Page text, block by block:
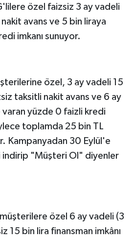
özel faizsiz 3 ay vadeli
avans ve 5 bin liraya
imkanı sunuyor.
özel, 3 ay vadeli 15
taksitli nakit avans ve 6 ay
yüzde 0 faizli kredi
toplamda 25 bin TL
Kampanyadan 30 Eylül'e
indirip "Müşteri Ol" diyenler
özel 6 ay vadeli (3
15 bin lira finansman imkânı